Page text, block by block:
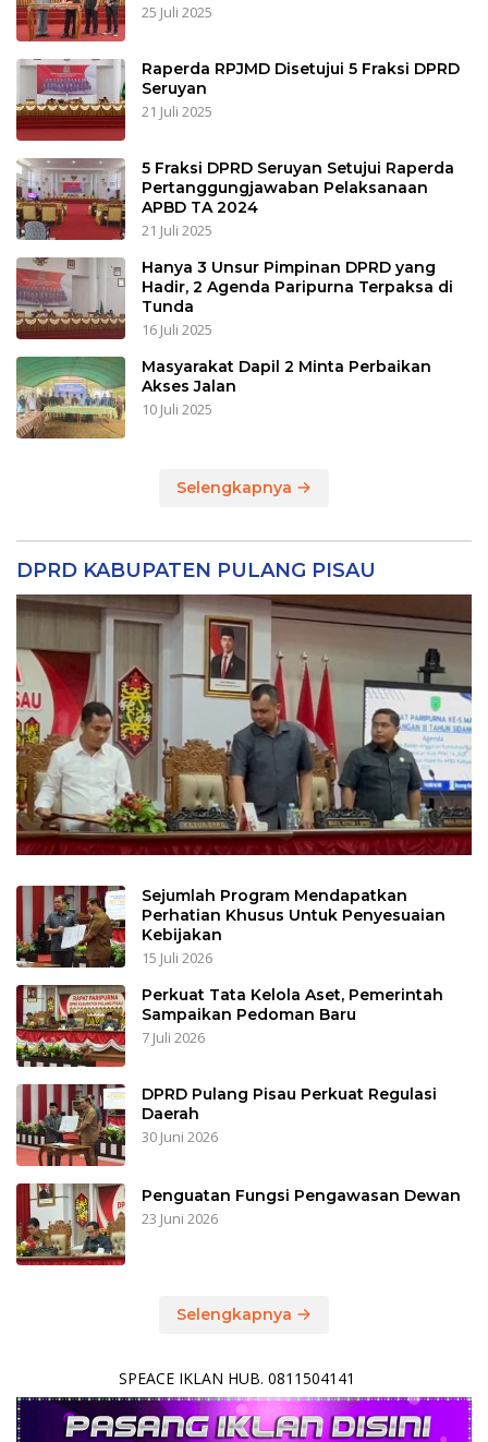
25 Juli 2025
Raperda RPJMD Disetujui 5 Fraksi DPRD
Seruyan
21 Juli 2025
5 Fraksi DPRD Seruyan Setujui Raperda
Pertanggungjawaban Pelaksanaan
APBD TA 2024
21 Juli 2025
Hanya 3 Unsur Pimpinan DPRD yang
Hadir, 2 Agenda Paripurna Terpaksa di
Tunda
16 Juli 2025
Masyarakat Dapil 2 Minta Perbaikan
Akses Jalan
10 Juli 2025
Selengkapnya
DPRD KABUPATEN PULANG PISAU
Sejumlah Program Mendapatkan
Perhatian Khusus Untuk Penyesuaian
Kebijakan
15 Juli 2026
Perkuat Tata Kelola Aset, Pemerintah
Sampaikan Pedoman Baru
7 Juli 2026
DPRD Pulang Pisau Perkuat Regulasi
Daerah
30 Juni 2026
Penguatan Fungsi Pengawasan Dewan
23 Juni 2026
Selengkapnya
SPEACE IKLAN HUB. 0811504141